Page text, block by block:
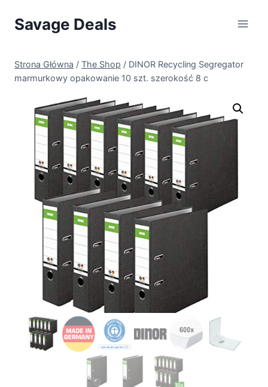
Savage Deals
Strona Główna / The Shop / DINOR Recycling Segregator
marmurkowy opakowanie 10 szt. szerokość 8 c